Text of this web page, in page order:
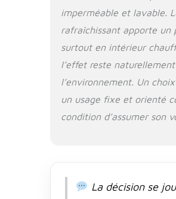
fabriqué avec un tissu
Oeko-Tex Standard
mousse à mémoire de
certifiée CertiPUR-US et
antidérapant, assurant
de repos sûr et
mousse à mémoire de
livré avec un jouet à
sans fin, ce qui en fait un
pour lequel votre
imperméable et lavable.
rafraîchissant apporte un
surtout en intérieur
l’effet reste
l’environnement. Un
un usage fixe et orienté
condition d’assumer son
La décision se